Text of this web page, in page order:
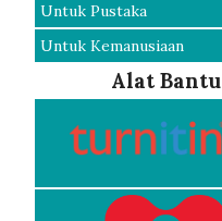
Untuk Pustaka
Untuk Kemanusiaan
Alat Bantu